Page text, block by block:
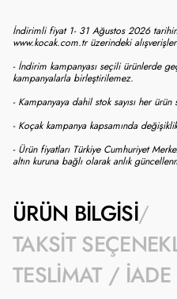
İndirimli fiyat 1- 31 Ağustos 2026
www.kocak.com.tr üzerindeki
- İndirim kampanyası seçili ürünlerde
kampanyalarla birleştirilemez.
- Kampanyaya dahil stok sayısı her
- Koçak kampanya kapsamında
- Ürün fiyatları Türkiye Cumhuriyet
altın kuruna bağlı olarak anlık
ÜRÜN BILGISI
TAKSIT
TESLIMAT / İADE